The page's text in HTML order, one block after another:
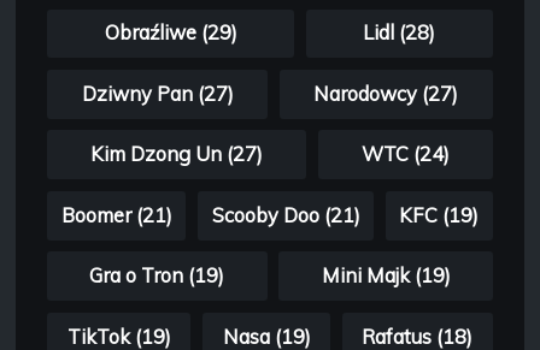
Obraźliwe (29) Lidl (28)
Dziwny Pan (27) Narodowcy (27)
Kim Dzong Un (27) WTC (24)
Boomer (21) Scooby Doo (21) KFC (19)
Gra o Tron (19) Mini Majk (19)
TikTok (19) Nasa (19) Rafatus (18)